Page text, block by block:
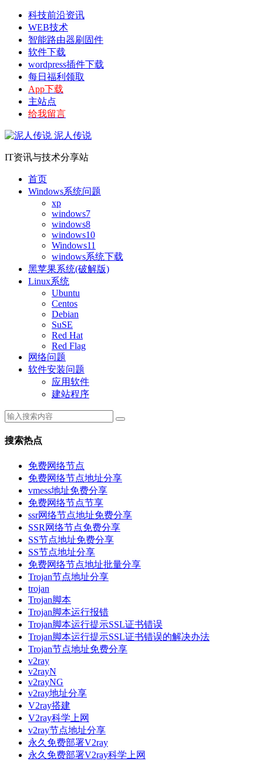
科技前沿资讯
WEB技术
智能路由器刷固件
软件下载
wordpress插件下载
每日福利领取
App下载
主站点
给我留言
泥人传说
IT资讯与技术分享站
首页
Windows系统问题
xp
windows7
windows8
windows10
Windows11
windows系统下载
黑苹果系统(破解版)
Linux系统
Ubuntu
Centos
Debian
SuSE
Red Hat
Red Flag
网络问题
软件安装问题
应用软件
建站程序
搜索热点
免费网络节点
免费网络节点地址分享
vmess地址免费分享
免费网络节点节享
ssr网络节点地址免费分享
SSR网络节点免费分享
SS节点地址免费分享
SS节点地址分享
免费网络节点地址批量分享
Trojan节点地址分享
trojan
Trojan脚本
Trojan脚本运行报错
Trojan脚本运行提示SSL证书错误
Trojan脚本运行提示SSL证书错误的解决办法
Trojan节点地址免费分享
v2ray
v2rayN
v2rayNG
v2ray地址分享
V2ray搭建
V2ray科学上网
v2ray节点地址分享
永久免费部署V2ray
永久免费部署V2ray科学上网